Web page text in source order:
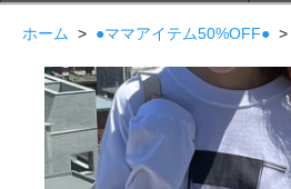
ホーム > ●ママアイテム50%OFF● >